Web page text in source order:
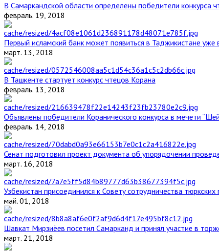
В Самаркандской области определены победители конкурса
февраль. 19, 2018
Первый исламский банк может появиться в Таджикистане уже
март. 13, 2018
В Ташкенте стартует конкурс чтецов Корана
февраль. 13, 2018
Объявлены победители Коранического конкурса в мечети
февраль. 14, 2018
Сенат подготовил проект документа об упорядочении
март. 16, 2018
Узбекистан присоединился к Совету сотрудничества тюркских
май. 01, 2018
Шавкат Мирзиёев посетил Самарканд и принял участие в
март. 21, 2018